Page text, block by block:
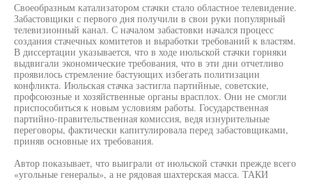
Своеобразным катализатором стачки стало областное телевидение.
Забастовщики с первого дня получили в свои руки популярный
телевизионный канал. С началом забастовки начался процесс
создания стачечных комитетов и выработки требований к властям.
В диссертации указывается, что в ходе июльской стачки горняки
выдвигали экономические требования, что в эти дни отчетливо
проявилось стремление бастующих избегать политизации
конфликта. Июльская стачка застигла партийные, советские,
профсоюзные и хозяйственные органы врасплох. Они не смогли
приспособиться к новым условиям работы. Государственная
партийно-правительственная комиссия, ведя изнурительные
переговоры, фактически капитулировала перед забастовщиками,
приняв основные их требования.
Автор показывает, что выиграли от июльской стачки прежде всего
«угольные генералы», а не рядовая шахтерская масса. ТАКИ